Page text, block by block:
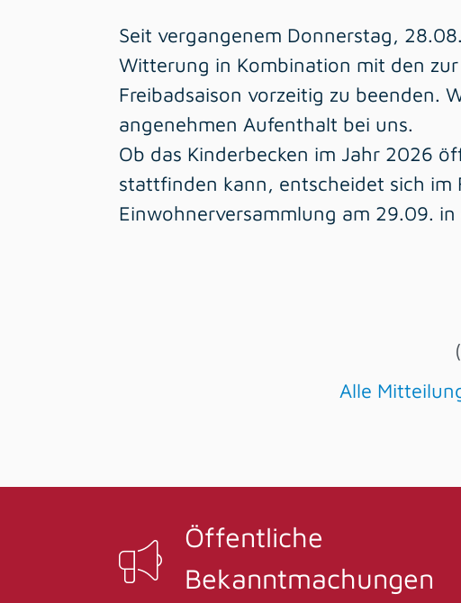
Seit vergangenem Donnerstag,
Witterung in Kombination mit den
Freibadsaison vorzeitig zu beenden.
angenehmen Aufenthalt bei uns.
Ob das Kinderbecken im Jahr 2026
stattfinden kann, entscheidet sich im
Einwohnerversammlung am 29.09. in
Alle
Öffentliche
Bekanntmachungen